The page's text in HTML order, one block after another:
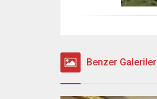
Benzer Galeriler